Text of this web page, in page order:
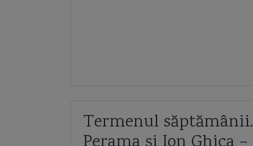
Termenul săptămânii.